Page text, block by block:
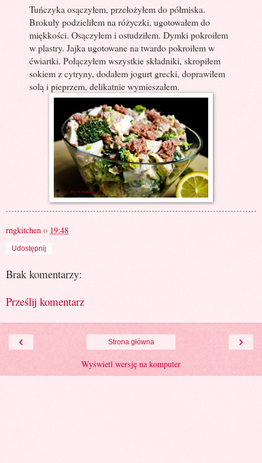
Tuńczyka osączyłem, przełożyłem do półmiska.
Brokuły podzieliłem na różyczki, ugotowałem do
miękkości. Osączyłem i ostudziłem. Dymki pokroiłem
w plastry. Jajka ugotowane na twardo pokroiłem w
ćwiartki. Połączyłem wszystkie składniki, skropiłem
sokiem z cytryny, dodałem jogurt grecki, doprawiłem
solą i pieprzem, delikatnie wymieszałem.
rngkitchen o 19:48
Udostępnij
Brak komentarzy:
Prześlij komentarz
‹ ›
Strona główna
Wyświetl wersję na komputer